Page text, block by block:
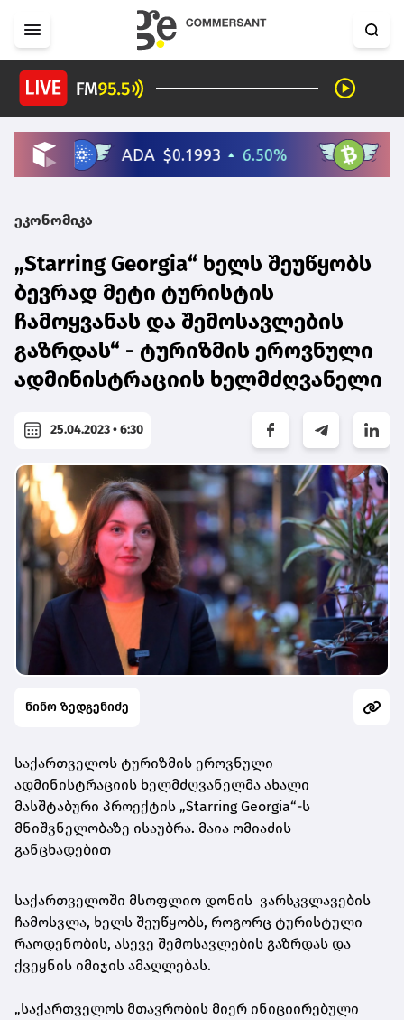
ეკონომიკა
„Starring Georgia“ ხელს შეუწყობს
ბევრად მეტი ტურისტის
ჩამოყვანას და შემოსავლების
გაზრდას“ - ტურიზმის ეროვნული
ადმინისტრაციის ხელმძღვანელი
25.04.2023 • 6:30
ნინო ზედგენიძე
საქართველოს ტურიზმის ეროვნული
ადმინისტრაციის ხელმძღვანელმა ახალი
მასშტაბური პროექტის „Starring Georgia“-ს
მნიშვნელობაზე ისაუბრა. მაია ომიაძის
განცხადებით
საქართველოში მსოფლიო დონის ვარსკვლავების
ჩამოსვლა, ხელს შეუწყობს, როგორც ტურისტული
რაოდენობის, ასევე შემოსავლების გაზრდას და
ქვეყნის იმიჯის ამაღლებას.
„საქართველოს მთავრობის მიერ ინიციირებული